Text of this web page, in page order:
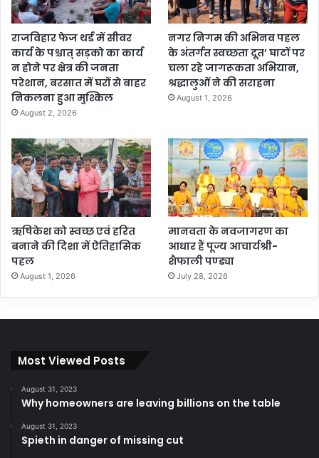
राजविहार फेज थर्ड में सीवर
कार्य के पश्चात् सड़को का कार्य
न होने पर क्षेत्र की जनता
परेशान, बरसात में घरों से बाहर
निकलना हुआ मुश्किल
August 2, 2026
नगर निगम की अभिनव पहल
के अंतर्गत स्वच्छता दूत’ घाटों पर
चला रहे जागरूकता अभियान,
श्रद्धालुओं ने की सराहना
August 1, 2026
ऋषिकेश को स्वच्छ एवं हरित
बनाने की दिशा में ऐतिहासिक
पहल
August 1, 2026
मानवता के नवजागरण का
आधार हैं पूज्य आचार्यश्री-
शैफाली पण्ड्या
July 28, 2026
Most Viewed Posts
August 31, 2023
Why homeowners are leaving billions on the table
August 31, 2023
Spieth in danger of missing cut